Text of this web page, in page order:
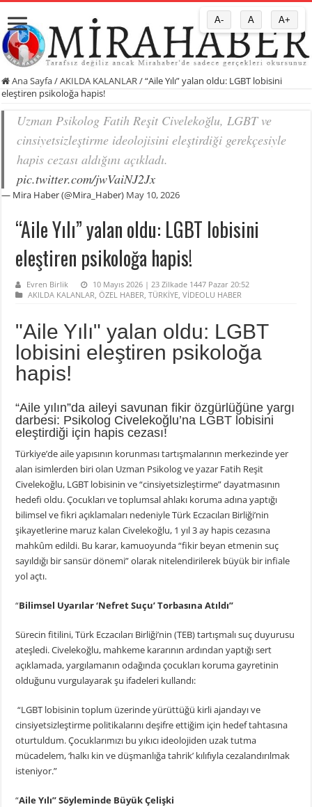
Ana Sayfa/AKILDA KALANLAR /“Aile Yılı” yalan oldu: LGBT lobisini
eleştiren psikoloğa hapis!
Uzman Psikolog Fatih Reşit Civelekoğlu, LGBT ve
cinsiyetsizleştirme ideolojisini eleştirdiği gerekçesiyle
hapis cezası aldığını açıkladı.
pic.twitter.com/jwVaiNJ2Jx
— Mira Haber (@Mira_Haber) May 10, 2026
“Aile Yılı” yalan oldu: LGBT lobisini
eleştiren psikoloğa hapis!
Evren Birlik
10 Mayıs 2026 | 23 Zilkade 1447 Pazar 20:52
AKILDA KALANLAR ,ÖZEL HABER ,TÜRKİYE ,VİDEOLU HABER
"Aile Yılı" yalan oldu: LGBT
lobisini eleştiren psikoloğa
hapis!
“Aile yılın”da aileyi savunan fikir özgürlüğüne yargı
darbesi: Psikolog Civelekoğlu’na LGBT lobisini
eleştirdiği için hapis cezası!
Türkiye’de aile yapısının korunması tartışmalarının merkezinde yer
alan isimlerden biri olan Uzman Psikolog ve yazar Fatih Reşit
Civelekoğlu, LGBT lobisinin ve “cinsiyetsizleştirme” dayatmasının
hedefi oldu. Çocukları ve toplumsal ahlakı koruma adına yaptığı
bilimsel ve fikri açıklamaları nedeniyle Türk Eczacıları Birliği’nin
şikayetlerine maruz kalan Civelekoğlu, 1 yıl 3 ay hapis cezasına
mahkûm edildi. Bu karar, kamuoyunda “fikir beyan etmenin suç
sayıldığı bir sansür dönemi” olarak nitelendirilerek büyük bir infiale
yol açtı.
“Bilimsel Uyarılar ‘Nefret Suçu’ Torbasına Atıldı”
Sürecin fitilini, Türk Eczacıları Birliği’nin (TEB) tartışmalı suç duyurusu
ateşledi. Civelekoğlu, mahkeme kararının ardından yaptığı sert
açıklamada, yargılamanın odağında çocukları koruma gayretinin
olduğunu vurgulayarak şu ifadeleri kullandı:
“LGBT lobisinin toplum üzerinde yürüttüğü kirli ajandayı ve
cinsiyetsizleştirme politikalarını deşifre ettiğim için hedef tahtasına
oturtuldum. Çocuklarımızı bu yıkıcı ideolojiden uzak tutma
mücadelem, ‘halkı kin ve düşmanlığa tahrik’ kılıfıyla cezalandırılmak
isteniyor.”
“Aile Yılı” Söyleminde Büyük Çelişki
A- A A+